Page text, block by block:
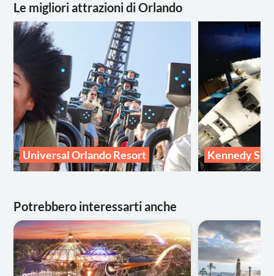
Le migliori attrazioni di Orlando
Universal Orlando Resort Kennedy
Potrebbero interessarti anche